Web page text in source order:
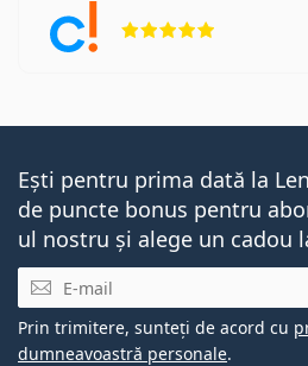
Ești pentru prima dată la
de puncte bonus pentru
ul nostru și alege un cadou
E-mail
Prin trimitere, sunteți de acord cu
dumneavoastră personale.